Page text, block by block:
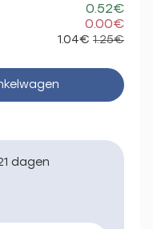
0.52€
0.00€
1.04€ 1.25€
dagen